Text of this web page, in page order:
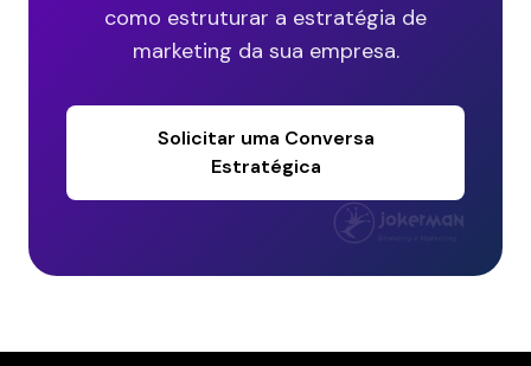
como estruturar a estratégia de
marketing da sua empresa.
Solicitar uma Conversa
Estratégica